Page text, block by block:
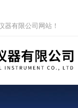
器有限公司网站！